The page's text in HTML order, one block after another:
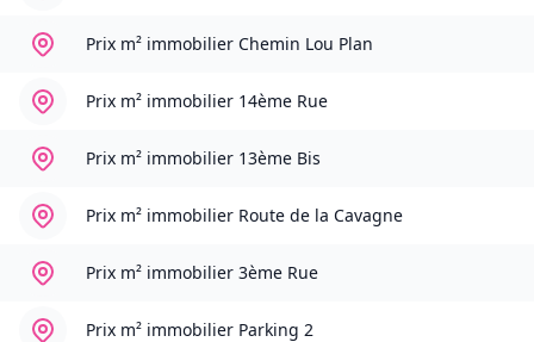
Prix m² immobilier Chemin Lou Plan
Prix m² immobilier 14ème Rue
Prix m² immobilier 13ème Bis
Prix m² immobilier Route de la Cavagne
Prix m² immobilier 3ème Rue
Prix m² immobilier Parking 2